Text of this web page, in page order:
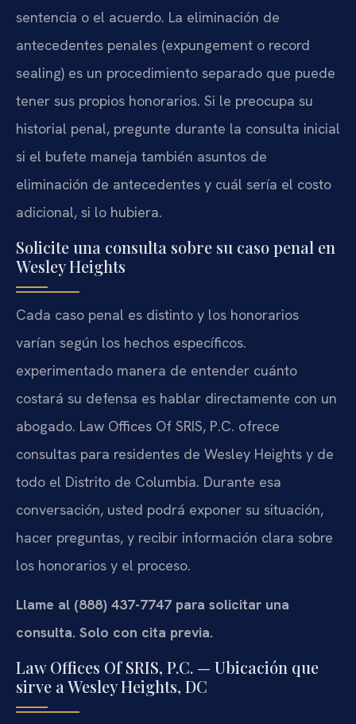
sentencia o el acuerdo. La eliminación de
antecedentes penales (expungement o record
sealing) es un procedimiento separado que puede
tener sus propios honorarios. Si le preocupa su
historial penal, pregunte durante la consulta inicial
si el bufete maneja también asuntos de
eliminación de antecedentes y cuál sería el costo
adicional, si lo hubiera.
Solicite una consulta sobre su caso penal en
Wesley Heights
Cada caso penal es distinto y los honorarios
varían según los hechos específicos.
experimentado manera de entender cuánto
costará su defensa es hablar directamente con un
abogado. Law Offices Of SRIS, P.C. ofrece
consultas para residentes de Wesley Heights y de
todo el Distrito de Columbia. Durante esa
conversación, usted podrá exponer su situación,
hacer preguntas, y recibir información clara sobre
los honorarios y el proceso.
Llame al (888) 437-7747 para solicitar una
consulta. Solo con cita previa.
Law Offices Of SRIS, P.C. — Ubicación que
sirve a Wesley Heights, DC